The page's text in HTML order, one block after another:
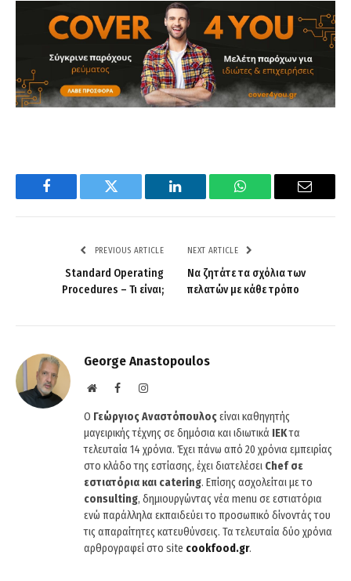
Facebook Twitter LinkedIn WhatsApp Email
PREVIOUS ARTICLE
Standard Operating
Procedures – Τι είναι;
NEXT ARTICLE
Να ζητάτε τα σχόλια των
πελατών με κάθε τρόπο
George Anastopoulos
WebsiteFacebookInstagram
O Γεώργιος Αναστόπουλοςείναι καθηγητής
μαγειρικής τέχνης σε δημόσια και ιδιωτικά ΙΕΚτα
τελευταία 14 χρόνια. Έχει πάνω από 20 χρόνια εμπειρίας
στο κλάδο της εστίασης, έχει διατελέσει Chef σε
εστιατόρια και catering. Επίσης ασχολείται με το
consulting, δημιουργώντας νέα menu σε εστιατόρια
ενώ παράλληλα εκπαιδεύει το προσωπικό δίνοντάς του
τις απαραίτητες κατευθύνσεις. Τα τελευταία δύο χρόνια
αρθρογραφεί στο site cookfood.gr.